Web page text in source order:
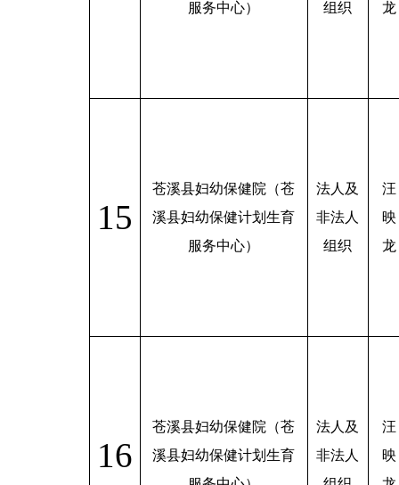
服务中心）
组织
龙
15
苍溪县妇幼保健院（苍
溪县妇幼保健计划生育
服务中心）
法人及
非法人
组织
汪
映
龙
16
苍溪县妇幼保健院（苍
溪县妇幼保健计划生育
法人及
非法人
汪
映